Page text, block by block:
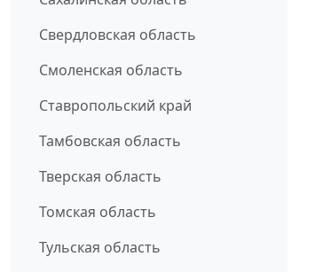
Свердловская область
Смоленская область
Ставропольский край
Тамбовская область
Тверская область
Томская область
Тульская область